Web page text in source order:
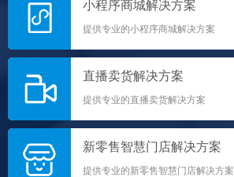
小程序商城解决方案
提供专业的小程序商城解决方案
直播卖货解决方案
提供专业的直播卖货解决方案
新零售智慧门店解决方案
提供专业的新零售智慧门店解决方案